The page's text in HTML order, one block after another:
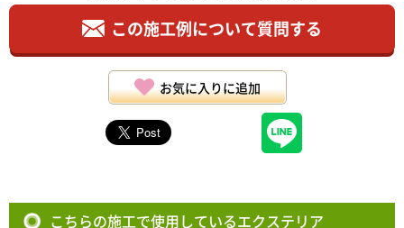
この施工例について質問する
お気に入りに追加
こちらの施工で使用しているエクステリア